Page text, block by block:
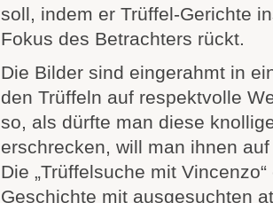
soll, indem er Trüffel-Gerichte
Fokus des Betrachters rückt.
Die Bilder sind eingerahmt in
den Trüffeln auf respektvolle
so, als dürfte man diese
erschrecken, will man ihnen
Die „Trüffelsuche mit
Geschichte mit ausgesuchten